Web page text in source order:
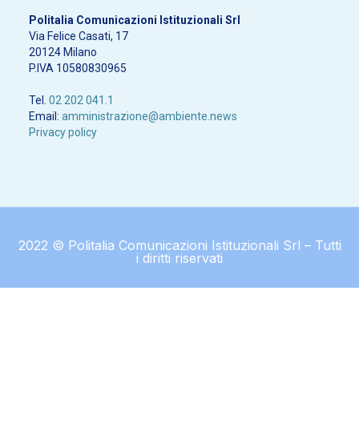
Politalia Comunicazioni Istituzionali Srl
Via Felice Casati, 17
20124 Milano
P.IVA 10580830965
Tel. 02 202 041.1
Email: amministrazione@ambiente.news
Privacy policy
2022 © Politalia Comunicazioni Istituzionali Srl – Tutti
i diritti riservati